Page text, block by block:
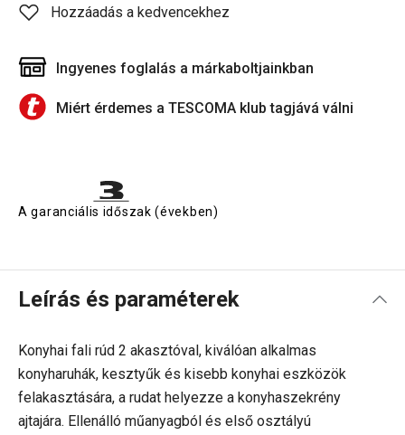
Hozzáadás a kedvencekhez
Ingyenes foglalás a márkaboltjainkban
Miért érdemes a TESCOMA klub tagjává válni
A garanciális időszak (években)
Leírás és paraméterek
Konyhai fali rúd 2 akasztóval, kiválóan alkalmas
konyharuhák, kesztyűk és kisebb konyhai eszközök
felakasztására, a rudat helyezze a konyhaszekrény
ajtajára. Ellenálló műanyagból és első osztályú